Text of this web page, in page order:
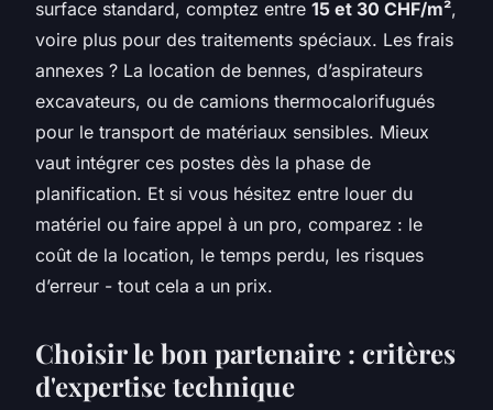
surface standard, comptez entre 15 et 30 CHF/m²,
voire plus pour des traitements spéciaux. Les frais
annexes ? La location de bennes, d’aspirateurs
excavateurs, ou de camions thermocalorifugués
pour le transport de matériaux sensibles. Mieux
vaut intégrer ces postes dès la phase de
planification. Et si vous hésitez entre louer du
matériel ou faire appel à un pro, comparez : le
coût de la location, le temps perdu, les risques
d’erreur - tout cela a un prix.
Choisir le bon partenaire : critères
d'expertise technique